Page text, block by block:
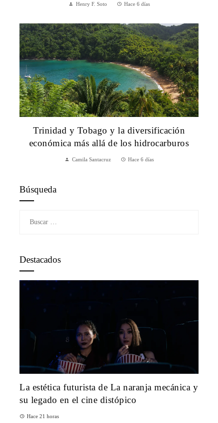
Henry F. Soto Hace 6 días
Trinidad y Tobago y la diversificación
económica más allá de los hidrocarburos
Camila Santacruz Hace 6 días
Búsqueda
Destacados
La estética futurista de La naranja mecánica y
su legado en el cine distópico
Hace 21 horas